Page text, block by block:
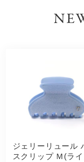
ジェリーリュール
スクリップ Ｍ(ラ